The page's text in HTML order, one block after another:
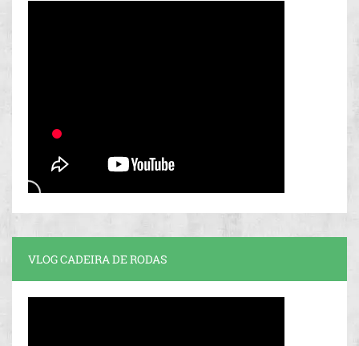
VLOG CADEIRA DE RODAS